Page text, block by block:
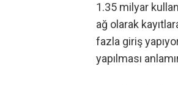
1.35 milyar
ağ olarak
fazla giriş
yapılması